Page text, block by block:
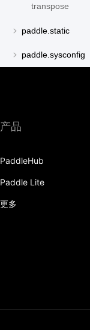
transpose
paddle.static
paddle.sysconfig
产品
PaddleHub
Paddle Lite
更多